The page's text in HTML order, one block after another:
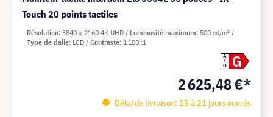
Touch 20 points tactiles
A
G
G
2 625,48 €*
Délai de livraison: 15 à 21 jours ouvrés
Résolution 3840 x 2160 4K UHD Luminosité maximum 500 cd/m²
Type de dalle LCD Contraste 1 100 :1